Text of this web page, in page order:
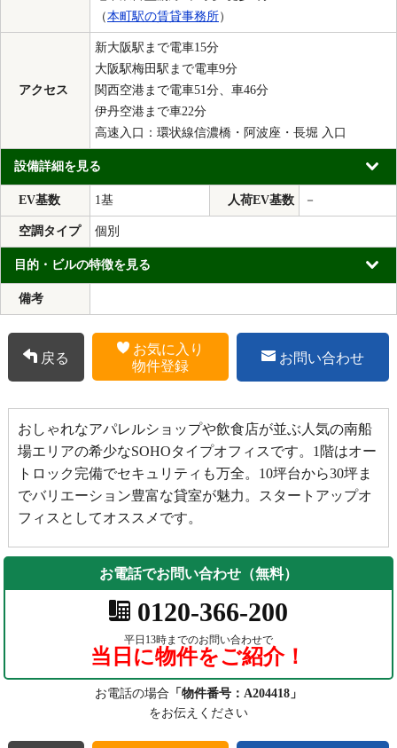
（本町駅の賃貸事務所）
アクセス
新大阪駅まで電車15分
大阪駅梅田駅まで電車9分
関西空港まで電車51分、車46分
伊丹空港まで車22分
高速入口：環状線信濃橋・阿波座・長堀 入口
設備詳細を見る
EV基数 1基 人荷EV基数 －
空調タイプ 個別
目的・ビルの特徴を見る
備考
戻る
お気に入り
物件登録
お問い合わせ
おしゃれなアパレルショップや飲食店が並ぶ人気の南船
場エリアの希少なSOHOタイプオフィスです。1階はオー
トロック完備でセキュリティも万全。10坪台から30坪ま
でバリエーション豊富な貸室が魅力。スタートアップオ
フィスとしてオススメです。
お電話でお問い合わせ（無料）
0120-366-200
平日13時までのお問い合わせで
当日に物件をご紹介！
お電話の場合 「物件番号：A204418」
をお伝えください